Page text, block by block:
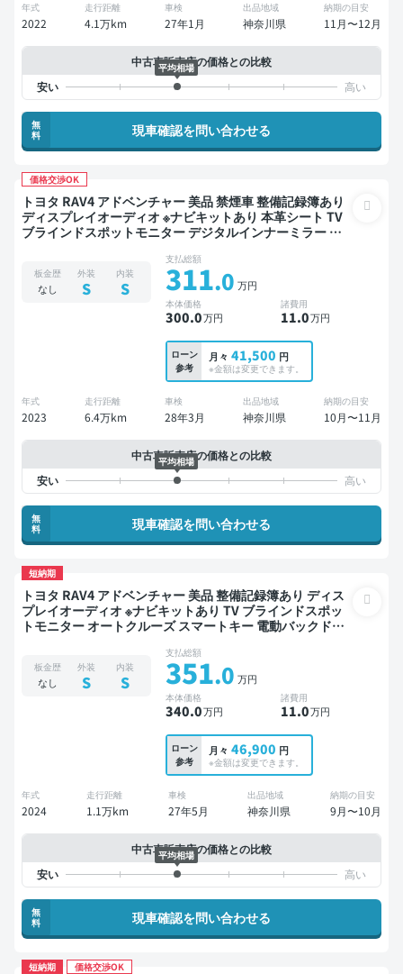
年式
2022
走行距離
4.1万km
車検
27年1月
出品地域
神奈川県
納期の目安
11月〜12月
中古車販売店の価格との比較
平均相場
無
料
現車確認を問い合わせる
価格交渉OK
トヨタ RAV4 アドベンチャー 美品 禁煙車 整備記録簿あり
ディスプレイオーディオ ※ナビキットあり 本革シート TV
ブラインドスポットモニター デジタルインナーミラー オ
ニター 全方位カメラ ドライブレコーダー 衝突軽減
板金歴
なし
外装
S
内装
S
支払総額
311.0 万円
本体価格
300.0万円
諸費用
11.0万円
ローン
参考
月々 41,500 円
※金額は変更できます。
年式
2023
走行距離
6.4万km
車検
28年3月
出品地域
神奈川県
納期の目安
10月〜11月
中古車販売店の価格との比較
平均相場
無
料
現車確認を問い合わせる
短納期
トヨタ RAV4 アドベンチャー 美品 整備記録簿あり ディス
プレイオーディオ ※ナビキットあり TV ブラインドスポッ
トモニター オートクルーズ スマートキー 電動バックドア
板金歴
なし
外装
S
内装
S
支払総額
351.0 万円
本体価格
340.0万円
諸費用
11.0万円
ローン
参考
月々 46,900 円
※金額は変更できます。
年式
2024
走行距離
1.1万km
車検
27年5月
出品地域
神奈川県
納期の目安
9月〜10月
中古車販売店の価格との比較
平均相場
無
料
現車確認を問い合わせる
短納期 価格交渉OK